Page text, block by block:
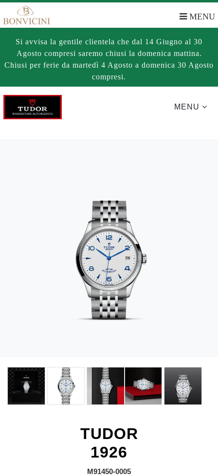
MENU
Si avvisa la gentile clientela che dal 14 Giugno al 30
Agosto compresi saremo chiusi la domenica mattina.
Chiusi per ferie da martedì 4 Agosto a domenica 30 Agosto
compresi.
MENU
TUDOR
1926
M91450-0005